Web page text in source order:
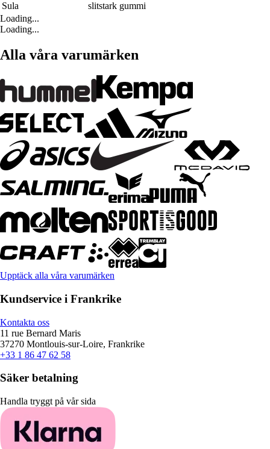
Sula
slitstark gummi
Loading...
Loading...
Alla våra varumärken
Upptäck alla våra varumärken
Kundservice i Frankrike
Kontakta oss
11 rue Bernard Maris
37270 Montlouis-sur-Loire, Frankrike
+33 1 86 47 62 58
Säker betalning
Handla tryggt på vår sida